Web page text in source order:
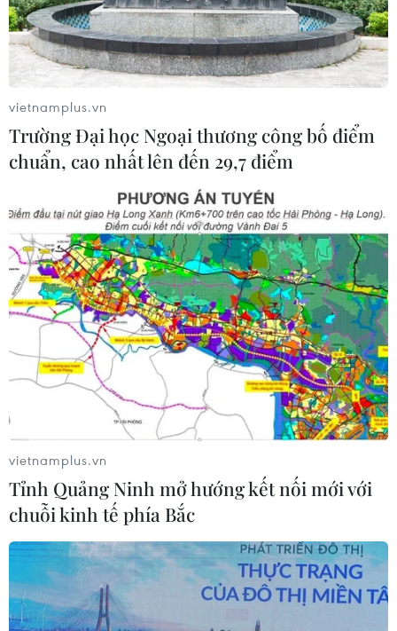
SEA Games 32: Việt Nam đã có 87 HCV,
Campuchia sắp rời top 3
13/05/2023 15:14
Khép lại ngày thi đấu 13/5, Đoàn Thể thao Việt Nam đã
có 87 huy chương Vàng để đứng đầu bảng tổng sắp
huy chương SEA Games 32, trong khi Campuchia sắp
phải chia tay top 3.
vietnamplus.vn
Trường Đại học Ngoại thương công bố điểm
chuẩn, cao nhất lên đến 29,7 điểm
vietnamplus.vn
Tỉnh Quảng Ninh mở hướng kết nối mới với
chuỗi kinh tế phía Bắc